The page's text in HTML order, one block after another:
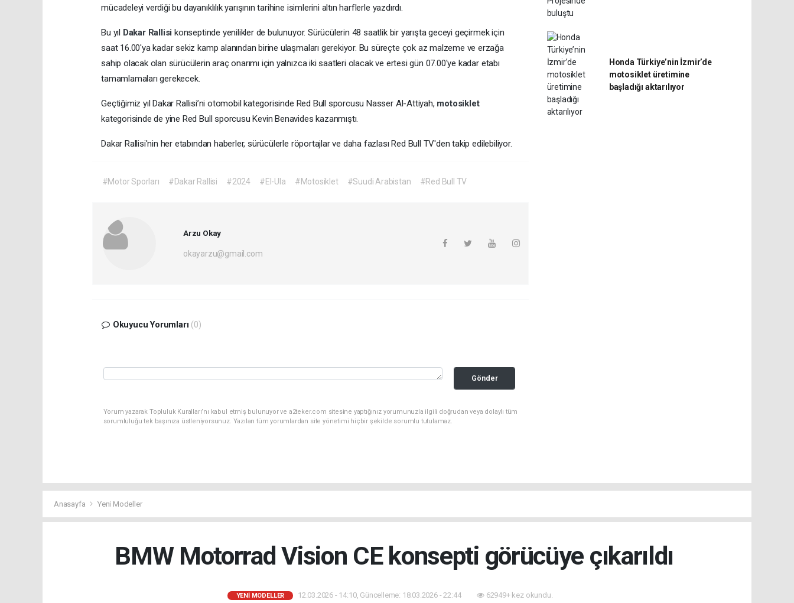
mücadeleyi verdiği bu dayanıklılık yarışının tarihine isimlerini altın harflerle yazdırdı.
Bu yıl Dakar Rallisi konseptinde yenilikler de bulunuyor. Sürücülerin 48 saatlik bir yarışta geceyi geçirmek için
saat 16.00'ya kadar sekiz kamp alanından birine ulaşmaları gerekiyor. Bu süreçte çok az malzeme ve erzağa
sahip olacak olan sürücülerin araç onarımı için yalnızca iki saatleri olacak ve ertesi gün 07.00'ye kadar etabı
tamamlamaları gerekecek.
Geçtiğimiz yıl Dakar Rallisi’ni otomobil kategorisinde Red Bull sporcusu Nasser Al-Attiyah, motosiklet
kategorisinde de yine Red Bull sporcusu Kevin Benavides kazanmıştı.
Dakar Rallisi'nin her etabından haberler, sürücülerle röportajlar ve daha fazlası Red Bull TV'den takip edilebiliyor.
#Motor Sporları #Dakar Rallisi #2024 #El-Ula #Motosiklet #Suudi Arabistan #Red Bull TV
Arzu Okay
okayarzu@gmail.com
Okuyucu Yorumları (0)
Gönder
Yorum yazarak Topluluk Kuralları’nı kabul etmiş bulunuyor ve a2teker.com sitesine yaptığınız yorumunuzla ilgili doğrudan veya dolaylı tüm
sorumluluğu tek başınıza üstleniyorsunuz. Yazılan tüm yorumlardan site yönetimi hiçbir şekilde sorumlu tutulamaz.
Honda Türkiye’nin İzmir’de
motosiklet üretimine
başladığı aktarılıyor
Anasayfa Yeni Modeller
BMW Motorrad Vision CE konsepti görücüye çıkarıldı
YENI MODELLER 12.03.2026 - 14:10, Güncelleme: 18.03.2026 - 22:44 62949+ kez okundu.